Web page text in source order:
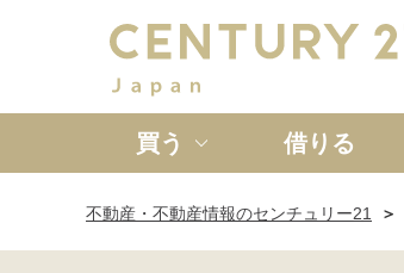
買う
新築一戸建て
借りる
不動産・不動産情報のセンチュリー21